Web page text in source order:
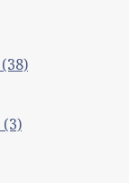
(38)
(3)